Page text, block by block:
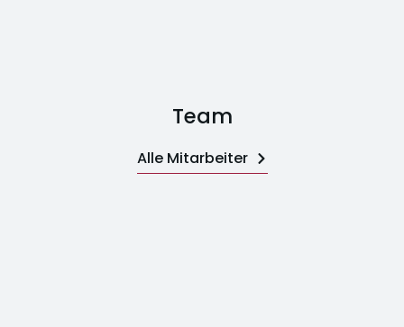
Team
Alle Mitarbeiter